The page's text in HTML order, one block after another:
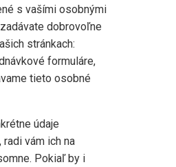
s vašími osobnými
dobrovoľne
stránkach:
formuláre,
tieto osobné
údaje
vám ich na
Pokiaľ by i